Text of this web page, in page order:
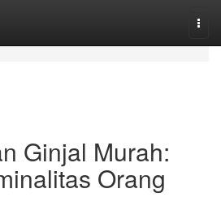
Ginjal Murah:
Orang